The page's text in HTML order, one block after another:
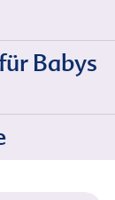
Babys